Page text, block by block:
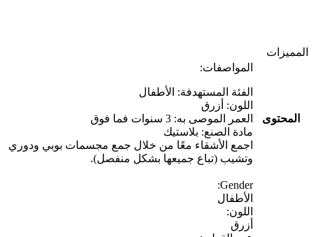
المميزات
المحتوى
المواصفات:
الفئة المستهدفة: الأطفال
اللون: أزرق
العمر الموصى به: 3 سنوات فما فوق
مادة الصنع: بلاستيك
اجمع الأشقاء معًا من خلال جمع مجسمات بوبي ودوري
وتشيب (تباع جميعها بشكل منفصل).
Gender:
الأطفال
اللون:
أزرق